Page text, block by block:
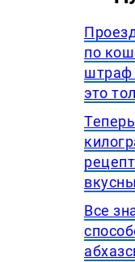
по
штраф
это
Все